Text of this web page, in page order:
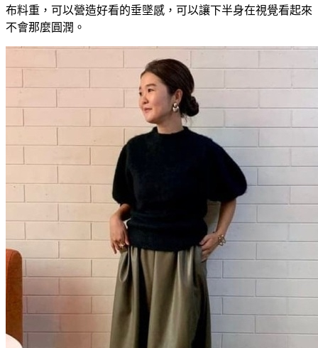
布料重，可以營造好看的垂墜感，可以讓下半身在視覺看起來
不會那麼圓潤。